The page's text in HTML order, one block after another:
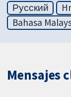
Русский
Bahasa
Mensajes